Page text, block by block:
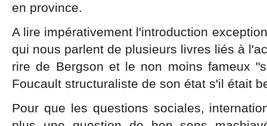
en province.
A lire impérativement l'introduction
qui nous parlent de plusieurs livres liés à
rire de Bergson et le non moins fameux
Foucault structuraliste de son état s'il était
Pour que les questions sociales,